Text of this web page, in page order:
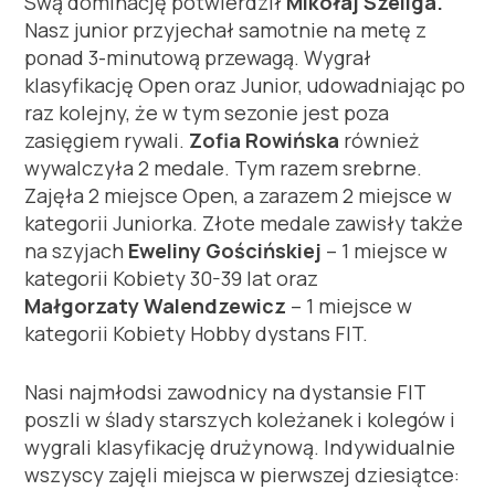
Nasz junior przyjechał samotnie na metę z
ponad 3-minutową przewagą. Wygrał
klasyfikację Open oraz Junior, udowadniając po
raz kolejny, że w tym sezonie jest poza
zasięgiem rywali. Zofia Rowińska również
wywalczyła 2 medale. Tym razem srebrne.
Zajęła 2 miejsce Open, a zarazem 2 miejsce w
kategorii Juniorka. Złote medale zawisły także
na szyjach Eweliny Gościńskiej – 1 miejsce w
kategorii Kobiety 30-39 lat oraz
MałgorzatyWalendzewicz – 1 miejsce w
kategorii Kobiety Hobby dystans FIT.
Nasi najmłodsi zawodnicy na dystansie FIT
poszli w ślady starszych koleżanek i kolegów i
wygrali klasyfikację drużynową. Indywidualnie
wszyscy zajęli miejsca w pierwszej dziesiątce: